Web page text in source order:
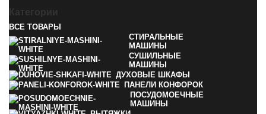
Категории
ВСЕ ТОВАРЫ
СТИРАЛЬНЫЕ
МАШИНЫ
СУШИЛЬНЫЕ
МАШИНЫ
ДУХОВЫЕ ШКАФЫ
ПАНЕЛИ КОНФОРОК
ПОСУДОМОЕЧНЫЕ
МАШИНЫ